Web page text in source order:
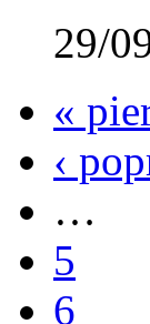
29/
«
‹
…
5
6